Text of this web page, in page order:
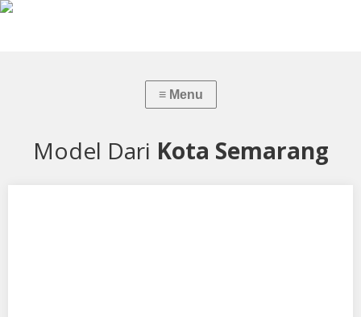
Model Dari Kota Semarang